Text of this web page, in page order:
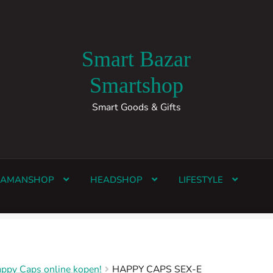
Smart Bazar
Smartshop
Smart Goods & Gifts
HEADSHOP LIFESTYLE
Caps online kopen! HAPPY CAPS SEX-E